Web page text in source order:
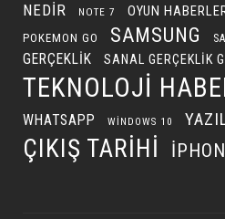
NEDIR NOTE 7 OYUN
POKEMON GO SAMSUNG
GERÇEKLIK
SANAL GERÇEKLIK
TEKNOLOJI
WHATSAPP WINDOWS 10
ÇIKIŞ TARIHI